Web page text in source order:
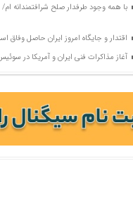
با همه وجود طرفدار صلح شرافتمندانه
اقتدار و جایگاه امروز ایران حاصل وفاق است/ ۶ میلیارد دلار از منابع ایران
آغاز مذاکرات فنی ایران و آمریکا در